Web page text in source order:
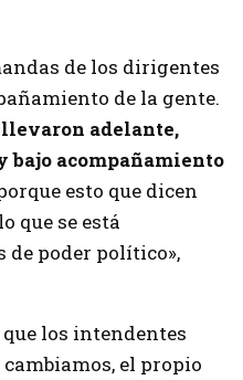
de los dirigentes
de la gente.
llevaron adelante,
bajo acompañamiento
esto que dicen
que se está
de poder político»,
los intendentes
el propio